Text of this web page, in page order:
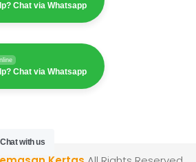
Chat via Whatsapp
Chat via Whatsapp
Chat with us